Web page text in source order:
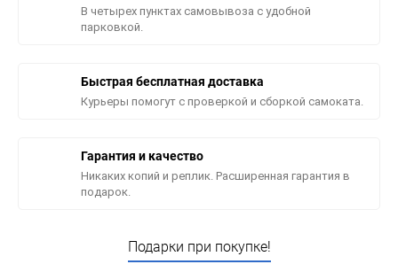
В четырех пунктах самовывоза с удобной
парковкой.
Быстрая бесплатная доставка
Курьеры помогут с проверкой и сборкой самоката.
Гарантия и качество
Никаких копий и реплик. Расширенная гарантия в
подарок.
Подарки при покупке!